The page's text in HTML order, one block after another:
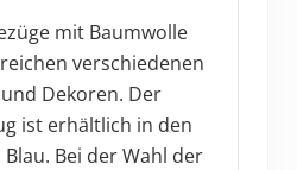
mit Baumwolle
verschiedenen
Dekoren. Der
ist erhältlich in den
Bei der Wahl der